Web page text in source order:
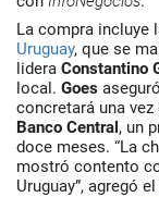
La compra incluye
Uruguay, que se
lidera Constantino
local. Goes
concretará una
Banco Central, un
doce meses. “La
mostró contento
Uruguay”, agregó